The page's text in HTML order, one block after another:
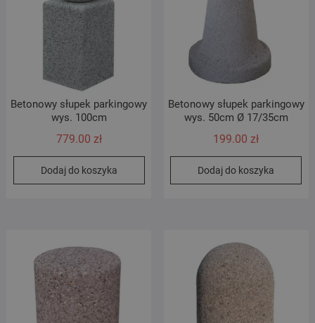
Betonowy słupek parkingowy
wys. 100cm
779.00 zł
Dodaj do koszyka
Betonowy słupek parkingowy
wys. 50cm Ø 17/35cm
199.00zł
Dodaj do koszyka